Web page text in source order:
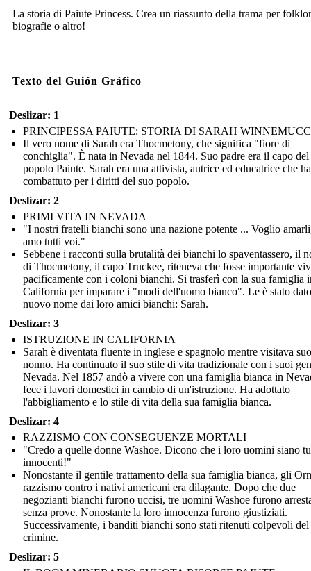
La storia di Paiute Princess. Crea un riassunto della trama per
biografie o altro!
Texto del Guión Gráfico
Deslizar: 1
PRINCIPESSA PAIUTE: STORIA DI SARAH
Il vero nome di Sarah era Thocmetony, che significa "fiore di
conchiglia". È nata in Nevada nel 1844. Suo padre era il capo del
popolo Paiute. Sarah era una attivista, autrice ed educatrice che ha
combattuto per i diritti del suo popolo.
Deslizar: 2
PRIMI VITA IN NEVADA
"I nostri fratelli bianchi sono una nazione potente ... Voglio
amo tutti voi."
Sebbene i racconti sulla brutalità dei bianchi lo spaventassero, il
di Thocmetony, il capo Truckee, riteneva che fosse importante
pacificamente con i coloni bianchi. Si trasferì con la sua famiglia
California per imparare i "modi dell'uomo bianco". Le è stato
nuovo nome dai loro amici bianchi: Sarah.
Deslizar: 3
ISTRUZIONE IN CALIFORNIA
Sarah è diventata fluente in inglese e spagnolo mentre visitava suo
nonno. Ha continuato il suo stile di vita tradizionale con i suoi
Nevada. Nel 1857 andò a vivere con una famiglia bianca in
fece i lavori domestici in cambio di un'istruzione. Ha adottato
l'abbigliamento e lo stile di vita della sua famiglia bianca.
Deslizar: 4
RAZZISMO CON CONSEGUENZE MORTALI
"Credo a quelle donne Washoe. Dicono che i loro uomini siano
innocenti!"
Nonostante il gentile trattamento della sua famiglia bianca, gli
razzismo contro i nativi americani era dilagante. Dopo che due
negozianti bianchi furono uccisi, tre uomini Washoe furono
senza prove. Nonostante la loro innocenza furono giustiziati.
Successivamente, i banditi bianchi sono stati ritenuti colpevoli del
crimine.
Deslizar: 5